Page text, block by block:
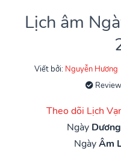
Lịch âm
Viết bởi: Nguyễn Hương
Theo dõi Lịch
Ngày
NgàyÂm